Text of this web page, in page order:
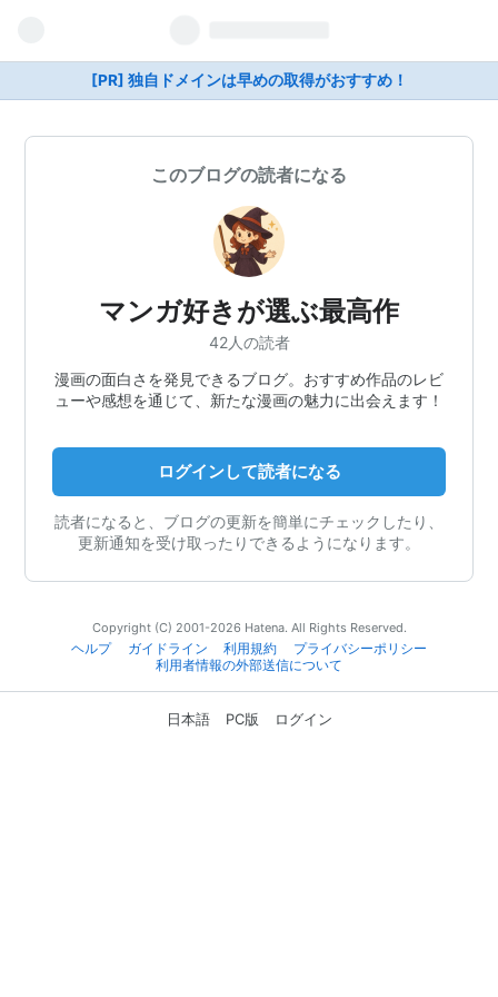
[PR] 独自ドメインは早めの取得がおすすめ！
このブログの読者になる
マンガ好きが選ぶ最高作
42人の読者
漫画の面白さを発見できるブログ。おすすめ作品のレビ
ューや感想を通じて、新たな漫画の魅力に出会えます！
ログインして読者になる
読者になると、ブログの更新を簡単にチェックしたり、
更新通知を受け取ったりできるようになります。
Copyright (C) 2001-2026 Hatena. All Rights Reserved.
ヘルプ
ガイドライン 利用規約
プライバシーポリシー
利用者情報の外部送信について
日本語 PC版 ログイン